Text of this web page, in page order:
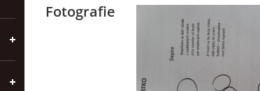
Fotografie